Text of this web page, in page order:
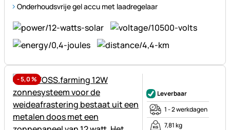
Onderhoudsvrije gel accu met laadregelaar
-5,0%
Leverbaar
1 - 2 werkdagen
7,81 kg